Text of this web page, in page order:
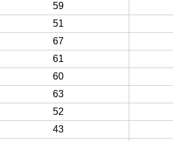
59
51
67
61
60
63
52
43